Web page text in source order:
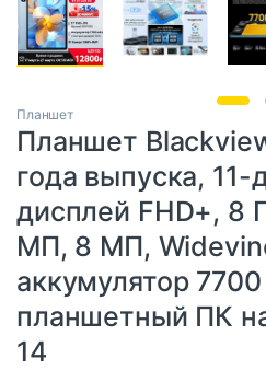
Планшет
Планшет
года выпуска,
дисплей FHD+, 8
МП, 8 МП,
аккумулятор
планшетный ПК
14